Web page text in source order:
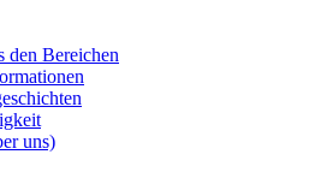
den Bereichen
uns)